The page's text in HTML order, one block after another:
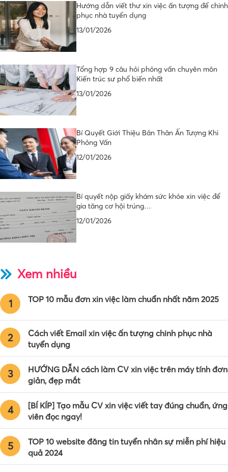
Hướng dẫn viết thư xin việc ấn tượng để chinh
phục nhà tuyển dụng
13/01/2026
Tổng hợp 9 câu hỏi phỏng vấn chuyên môn
Kiến trúc sư phổ biến nhất
13/01/2026
Bí Quyết Giới Thiệu Bản Thân Ấn Tượng Khi
Phỏng Vấn
12/01/2026
Bí quyết nộp giấy khám sức khỏe xin việc để
gia tăng cơ hội trúng…
12/01/2026
Xem nhiều
1 TOP 10 mẫu đơn xin việc làm chuẩn nhất năm 2025
2
Cách viết Email xin việc ấn tượng chinh phục nhà
tuyển dụng
3
HƯỚNG DẪN cách làm CV xin việc trên máy tính đơn
giản, đẹp mắt
4
[BÍ KÍP] Tạo mẫu CV xin việc viết tay đúng chuẩn, ứng
viên đọc ngay!
5
TOP 10 website đăng tin tuyển nhân sự miễn phí hiệu
quả 2024